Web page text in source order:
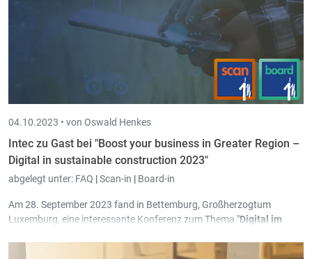
04.10.2023 • von Oswald Henkes
Intec zu Gast bei "Boost your business in Greater Region –
Digital in sustainable construction 2023"
abgelegt unter: FAQ |Scan-in | Board-in
Am 28. September 2023 fand in Bettemburg, Großherzogtum
Luxemburg, eine interessante Konferenz zum Thema "Digital im
von der AWEX in Zusammenarbeit mit führenden Organisationen